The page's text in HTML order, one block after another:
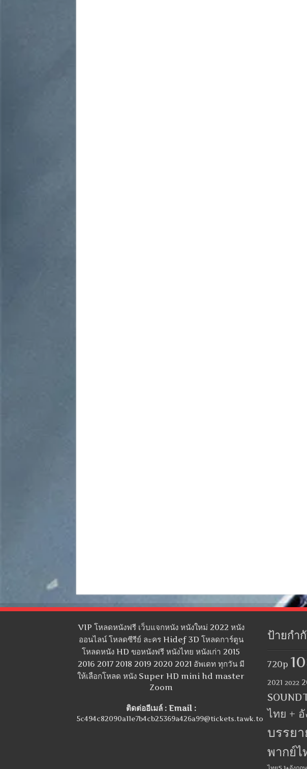
VIP โหลดหนังฟรี เว็บแจกหนัง หนังใหม่ 2022 หนัง
ออนไลน์ โหลดซีรีย์ ละคร Hidef 3D โหลดการ์ตูน
โหลดหนัง HD ขอหนังฟรี หนังไทย หนังเก่า 2015
2016 2017 2018 2019 2020 2021 อัพเดท ทุกวัน มี
ให้เลือกโหลด หนัง Super HD mini hd master
Zoom
ติดต่ออีเมล์ : Email :
5c494c82090a11e7b4cb25369a426a99@tickets.tawk.to
ป้ายกำ
720p
2021 2022
ไทย +
บรรย
พากย์ไ